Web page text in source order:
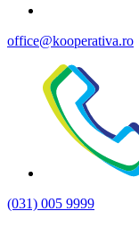
office@kooperativa.ro
(031) 005 9999